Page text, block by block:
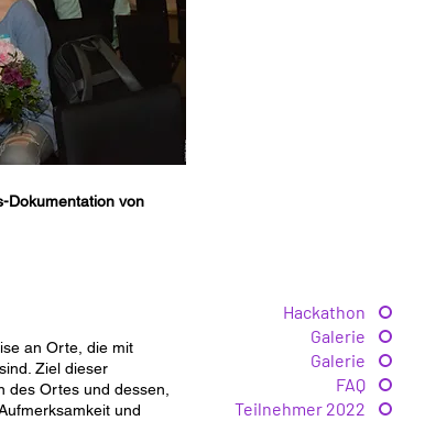
Hackathon
Galerie
Galerie
FAQ
Teilnehmer 2022
Dokumentation von
an Orte, die mit
Ziel dieser
des Ortes und dessen,
und